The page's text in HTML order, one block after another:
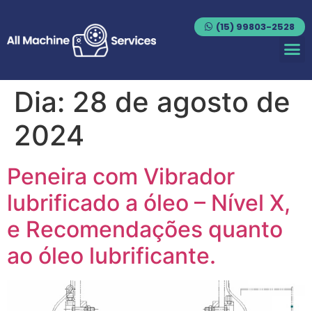
(15) 99803-2528
Dia: 28 de agosto de
2024
Peneira com Vibrador
lubrificado a óleo – Nível X,
e Recomendações quanto
ao óleo lubrificante.